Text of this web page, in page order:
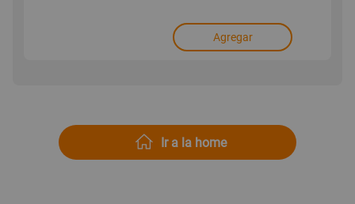
Agregar
Ir a la home